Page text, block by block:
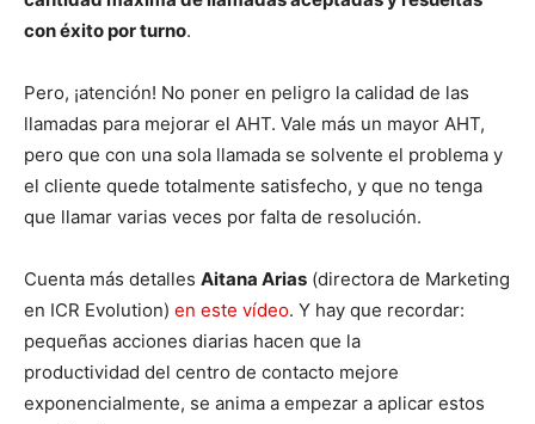
con éxito por turno.
Pero, ¡atención! No poner en peligro la calidad de las
llamadas para mejorar el AHT. Vale más un mayor AHT,
pero que con una sola llamada se solvente el problema y
el cliente quede totalmente satisfecho, y que no tenga
que llamar varias veces por falta de resolución.
Cuenta más detalles Aitana Arias (directora de Marketing
en ICR Evolution) en este vídeo. Y hay que recordar:
pequeñas acciones diarias hacen que la
productividad del centro de contacto mejore
exponencialmente, se anima a empezar a aplicar estos